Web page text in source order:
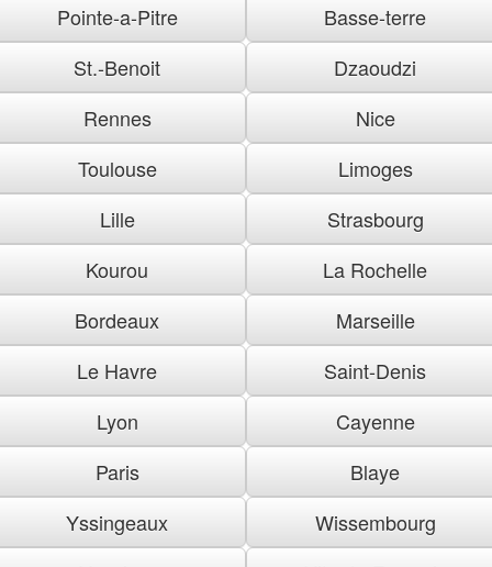
Pointe-a-Pitre
Basse-terre
St.-Benoit
Dzaoudzi
Rennes
Nice
Toulouse
Limoges
Lille
Strasbourg
Kourou
La Rochelle
Bordeaux
Marseille
Le Havre
Saint-Denis
Lyon
Cayenne
Paris
Blaye
Yssingeaux
Wissembourg